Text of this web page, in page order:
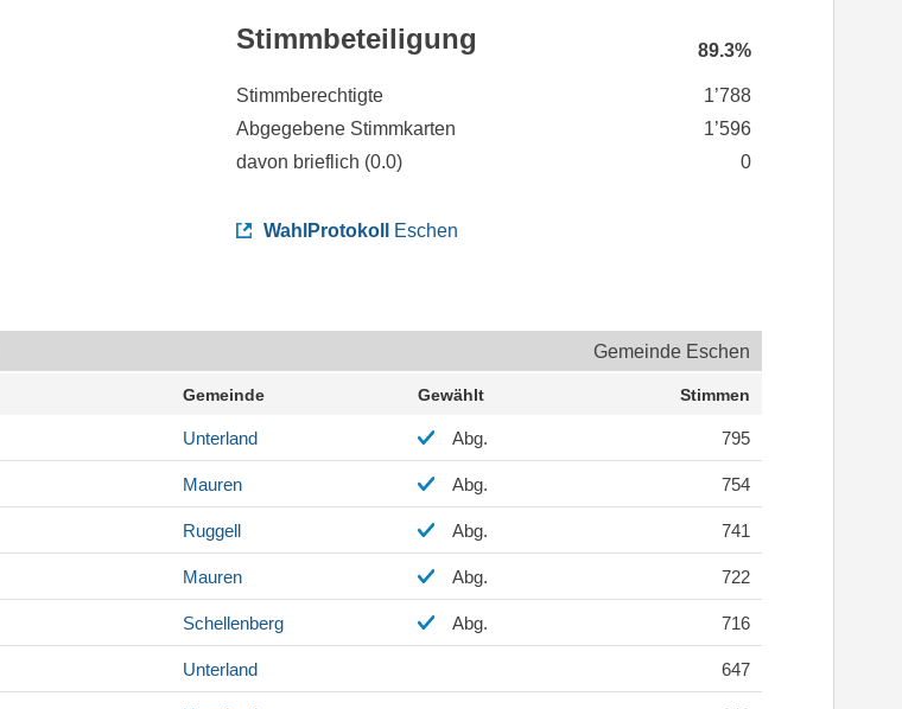
Stimmbeteiligung 89.3%
Stimmberechtigte
1’788
Abgegebene Stimmkarten
1’596
davon brieflich (0.0) 0
WahlProtokoll Eschen
Gemeinde Eschen
Gemeinde Gewählt Stimmen
Unterland Abg. 795
Mauren Abg. 754
Ruggell Abg. 741
Mauren Abg. 722
Schellenberg Abg. 716
Unterland 647